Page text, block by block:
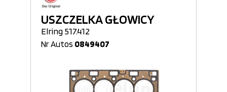
USZCZELKA GŁOWICY
Elring 517.412
Nr Autos 0849407